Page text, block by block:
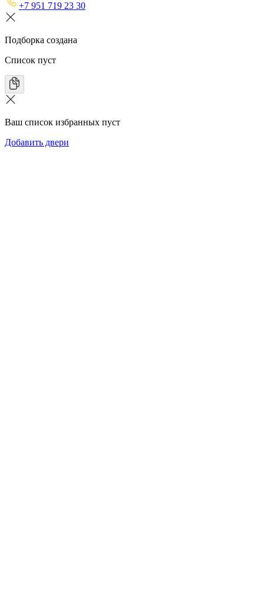
+7 951 719 23 30
Подборка создана
Список пуст
Ваш список избранных пуст
Добавить двери